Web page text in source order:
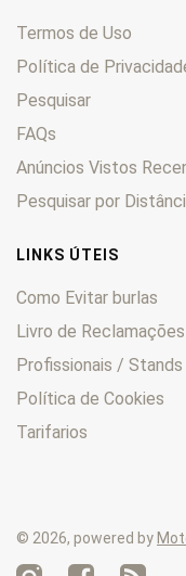
Dominator
Dylan 0
Enduro
F6C 0
FES
FMX 0
Four 0
Fourtrax 0
FT 0
GB 0
Goldwing
Innova 0
Integra 0
Termos de Uso
Política de
Pesquisar
FAQs
Anúncios Vistos
Pesquisar por
LINKS ÚTEIS
Como Evitar burlas
Livro de
Profissionais / Stands
Política de Cookies
Tarifarios
© 2026, powered by